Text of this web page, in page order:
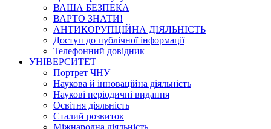
ВАША БЕЗПЕКА
ВАРТО ЗНАТИ!
АНТИКОРУПЦІЙНА ДІЯЛЬНІСТЬ
Доступ до публічної інформації
Телефонний довідник
УНІВЕРСИТЕТ
Портрет ЧНУ
Наукова й інноваційна діяльність
Наукові періодичні видання
Освітня діяльність
Сталий розвиток
Міжнародна діяльність